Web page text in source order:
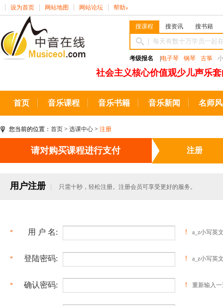
设为首页 网站地图 网站论坛 帮助 ∨
搜课程 搜资讯 搜书籍
考级报名 电子琴 钢琴 古筝
社会主义核心价值观少儿声乐
首页 音乐课程 音乐书籍 音乐新闻 名师
您当前的位置： 首页 > 选课中心 > 注册
请对购买课程进行支付 注册
用户注册 只需十秒，轻松注册。注册会员可享受更好的服务。
* 用 户 名: ！ a_z小写英
* 登陆密码: ！ a_z小写英
* 确认密码: ！ 重新输入